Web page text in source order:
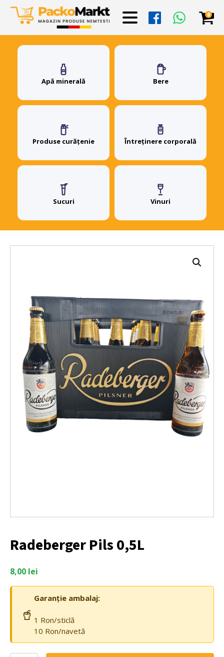
0
Apă minerală Bere
Produse curățenie Întreținere corporală
Sucuri Vinuri
Radeberger Pils 0,5L
8,00 lei
🥤
Garanție ambalaj:
1 Ron/sticlă
10 Ron/navetă